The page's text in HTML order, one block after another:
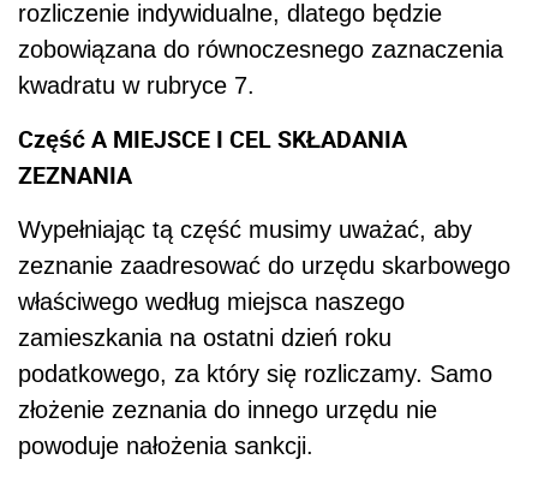
rozliczenie indywidualne, dlatego będzie
zobowiązana do równoczesnego zaznaczenia
kwadratu w rubryce 7.
Część A MIEJSCE I CEL SKŁADANIA
ZEZNANIA
Wypełniając tą część musimy uważać, aby
zeznanie zaadresować do urzędu skarbowego
właściwego według miejsca naszego
zamieszkania na ostatni dzień roku
podatkowego, za który się rozliczamy. Samo
złożenie zeznania do innego urzędu nie
powoduje nałożenia sankcji.